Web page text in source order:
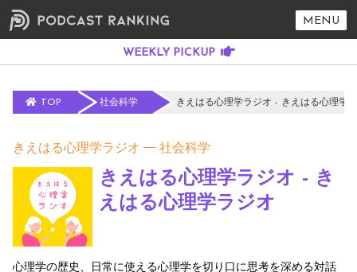
MENU
TOP 社会科学 きえはる心理学ラジオ - きえはる心理学
きえはる心理学ラジオ 社会科学
きえはる心理学ラジオ - き
えはる心理学ラジオ
心理学の歴史、日常に使える心理学を切り口に思考を深める対話